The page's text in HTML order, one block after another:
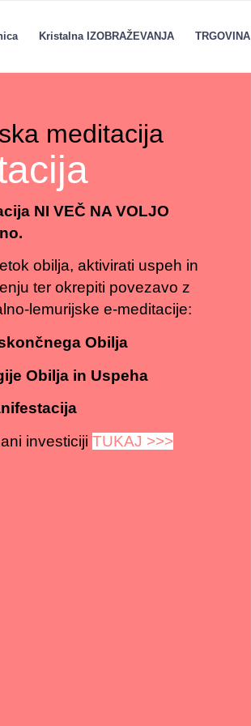
Kristalna IZOBRAŽEVANJA TRGOVINA
meditacija
NI VEČ NA VOLJO
obilja, aktivirati uspeh in
ter okrepiti povezavo z
lemurijske e-meditacije:
Obilja
Obilja in Uspeha
investiciji TUKAJ >>>